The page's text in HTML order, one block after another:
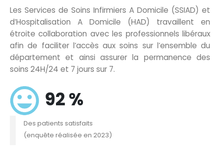
Les Services de Soins Infirmiers A Domicile (SSIAD) et
d’Hospitalisation A Domicile (HAD) travaillent en
étroite collaboration avec les professionnels libéraux
afin de faciliter l’accès aux soins sur l’ensemble du
département et ainsi assurer la permanence des
soins 24H/24 et 7 jours sur 7.
92 %
Des patients satisfaits
(enquête réalisée en 2023)